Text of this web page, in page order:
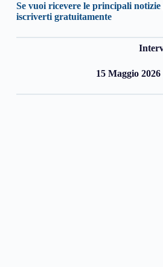
Se vuoi ricevere le principali
iscriverti gratuitamente
15 Maggio